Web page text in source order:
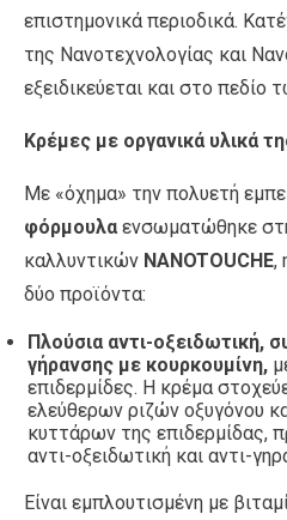
επιστημονικά περιοδικά.
της Νανοτεχνολογίας και
εξειδικεύεται και στο πεδίο
Κρέμες με οργανικά υλικά
Με «όχημα» την πολυετή
φόρμουλα ενσωματώθηκε
καλλυντικών NANOTOUCHE,
δύο προϊόντα:
Πλούσια αντι-οξειδωτική,
γήρανσης με κουρκουμίνη,
επιδερμίδες. Η κρέμα
ελεύθερων ριζών οξυγόνου
κυττάρων της επιδερμίδας,
αντι-οξειδωτική και αντι-
Είναι εμπλουτισμένη με